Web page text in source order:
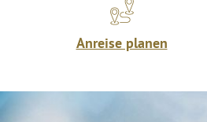
Anreise planen